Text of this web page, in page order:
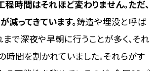
時間はそれほど変わりません。ただ、
ってきています。鋳造や埋没と呼ば
まで深夜や早朝に行うことが多く、それ
時間を割かれていました。それらがす